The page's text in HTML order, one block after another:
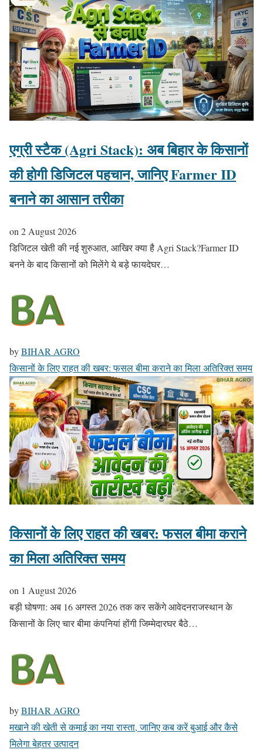
एग्री स्टैक (Agri Stack): अब बिहार के किसानों
की होगी डिजिटल पहचान, जानिए Farmer ID
बनाने का आसान तरीका
on 2 August 2026
डिजिटल खेती की नई शुरुआत, आखिर क्या है Agri Stack?Farmer ID
बनने के बाद किसानों को मिलेंगे ये बड़े फायदेघर…
byBIHAR AGRO
किसानों के लिए राहत की खबर: फसल बीमा कराने का मिला अतिरिक्त समय
किसानों के लिए राहत की खबर: फसल बीमा कराने
का मिला अतिरिक्त समय
on 1 August 2026
बड़ी घोषणा: अब 16 अगस्त 2026 तक कर सकेंगे आवेदनराजस्थान के
किसानों के लिए चार बीमा कंपनियां होंगी जिम्मेदारघर बैठे…
byBIHAR AGRO
मखाने की खेती से कमाई का नया रास्ता, जानिए कब करें बुआई और कैसे
मिलेगा बेहतर उत्पादन